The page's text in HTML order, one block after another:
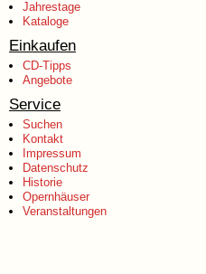
Jahrestage
Kataloge
Einkaufen
CD-Tipps
Angebote
Service
Suchen
Kontakt
Impressum
Datenschutz
Historie
Opernhäuser
Veranstaltungen